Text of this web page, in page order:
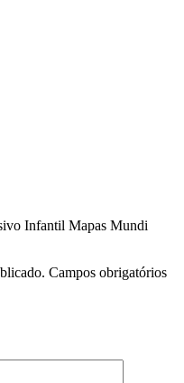
Infantil Mapas Mundi
Campos obrigatórios